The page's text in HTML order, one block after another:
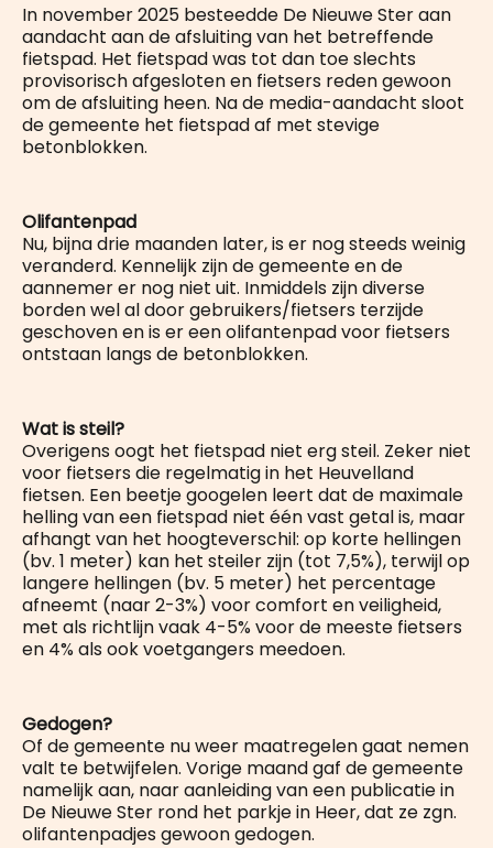
In november 2025 besteedde De Nieuwe Ster aan
aandacht aan de afsluiting van het betreffende
fietspad. Het fietspad was tot dan toe slechts
provisorisch afgesloten en fietsers reden gewoon
om de afsluiting heen. Na de media-aandacht sloot
de gemeente het fietspad af met stevige
betonblokken.
Olifantenpad
Nu, bijna drie maanden later, is er nog steeds weinig
veranderd. Kennelijk zijn de gemeente en de
aannemer er nog niet uit. Inmiddels zijn diverse
borden wel al door gebruikers/fietsers terzijde
geschoven en is er een olifantenpad voor fietsers
ontstaan langs de betonblokken.
Wat is steil?
Overigens oogt het fietspad niet erg steil. Zeker niet
voor fietsers die regelmatig in het Heuvelland
fietsen. Een beetje googelen leert dat de maximale
helling van een fietspad niet één vast getal is, maar
afhangt van het hoogteverschil: op korte hellingen
(bv. 1 meter) kan het steiler zijn (tot 7,5%), terwijl op
langere hellingen (bv. 5 meter) het percentage
afneemt (naar 2-3%) voor comfort en veiligheid,
met als richtlijn vaak 4-5% voor de meeste fietsers
en 4% als ook voetgangers meedoen.
Gedogen?
Of de gemeente nu weer maatregelen gaat nemen
valt te betwijfelen. Vorige maand gaf de gemeente
namelijk aan, naar aanleiding van een publicatie in
De Nieuwe Ster rond het parkje in Heer, dat ze zgn.
olifantenpadjes gewoon gedogen.